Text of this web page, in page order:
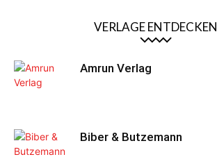
VERLAGE ENTDECKEN
Amrun Verlag
Biber & Butzemann